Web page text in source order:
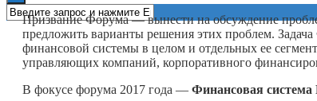
Призвание Форума — вынести на обсуждение
предложить варианты решения этих проблем.
финансовой системы в целом и отдельных ее
управляющих компаний, корпоративного
В фокусе форума 2017 года — Финансовая система